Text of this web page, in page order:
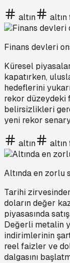
altın altın
Finans devleri
Küresel
kapatırken,
hedeflerini
rekor düzeydeki
belirsizlikleri
yeni rekor
altın altın
Altında en zorlu
Tarihi
doların değer
piyasasında
Değerli metalin
indirimlerinin
reel faizler ve
dalgasını